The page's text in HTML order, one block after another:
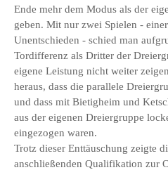
Ende mehr dem Modus als der
geben. Mit nur zwei Spielen -
Unentschieden - schied man
Tordifferenz als Dritter der
eigene Leistung nicht weiter
heraus, dass die parallele
und dass mit Bietigheim und
aus der eigenen Dreiergruppe
eingezogen waren.
Trotz dieser Enttäuschung zeigte
anschließenden Qualifikation zur